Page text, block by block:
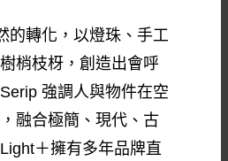
的轉化，以燈珠、手工
梢枝枒，創造出會呼
強調人與物件在空
融合極簡、現代、古
＋擁有多年品牌直